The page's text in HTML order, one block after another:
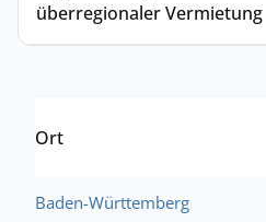
überregionaler Vermietung
Ort
Baden-Württemberg